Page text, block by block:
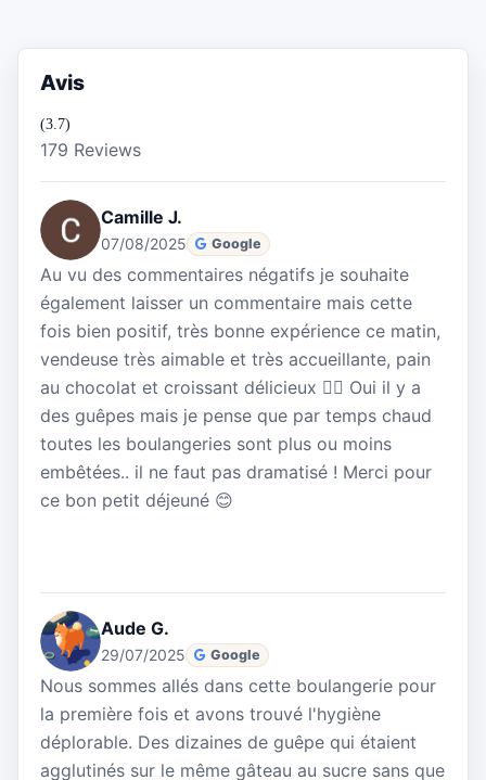
Avis
(3.7)
179 Reviews
Camille J.
07/08/2025 Google
Au vu des commentaires négatifs je souhaite
également laisser un commentaire mais cette
fois bien positif, très bonne expérience ce matin,
vendeuse très aimable et très accueillante, pain
au chocolat et croissant délicieux 👍🏼 Oui il y a
des guêpes mais je pense que par temps chaud
toutes les boulangeries sont plus ou moins
embêtées.. il ne faut pas dramatisé ! Merci pour
ce bon petit déjeuné 😊
Aude G.
29/07/2025 Google
Nous sommes allés dans cette boulangerie pour
la première fois et avons trouvé l'hygiène
déplorable. Des dizaines de guêpe qui étaient
agglutinés sur le même gâteau au sucre sans que